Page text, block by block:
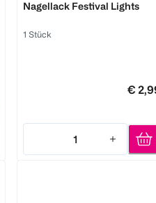
Nagellack Festival Lights
1 Stück
€
1
Quantity: 1